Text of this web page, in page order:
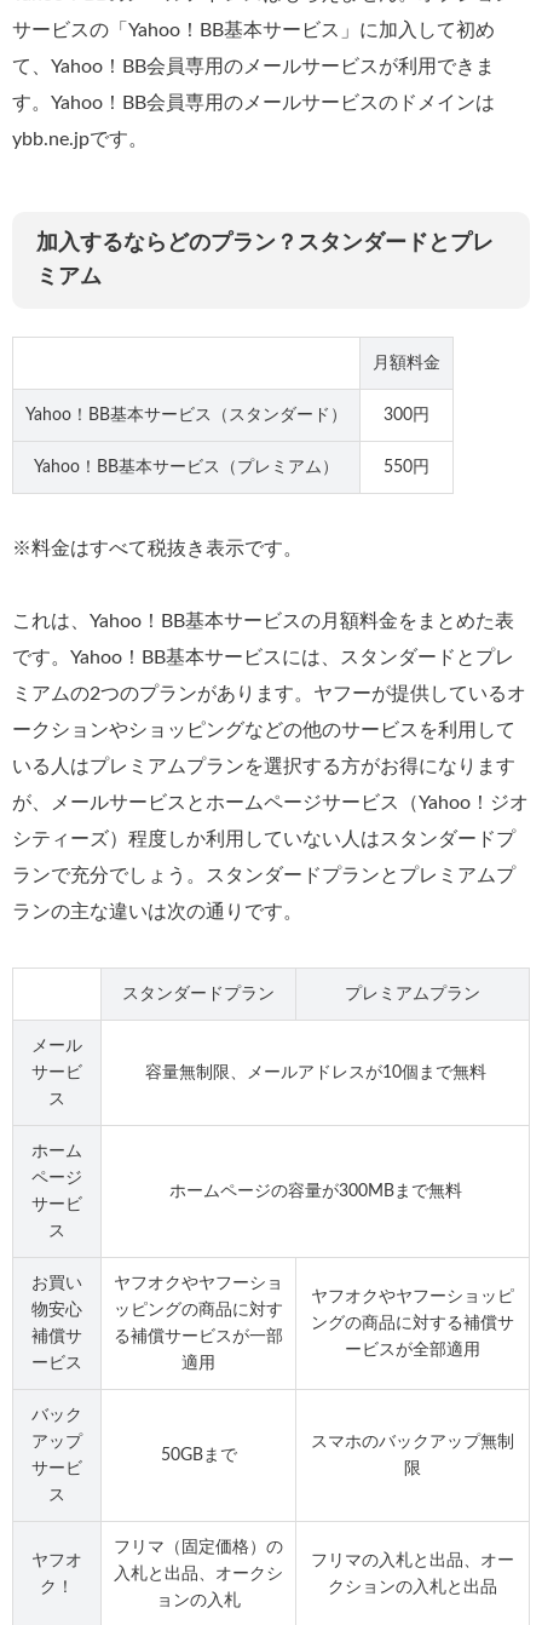
サービスの「Yahoo！BB基本サービス」に加入して初め
て、Yahoo！BB会員専用のメールサービスが利用できま
す。Yahoo！BB会員専用のメールサービスのドメインは
ybb.ne.jpです。
加入するならどのプラン？スタンダードとプレ
ミアム
月額料金
Yahoo！BB基本サービス（スタンダード） 300円
Yahoo！BB基本サービス（プレミアム） 550円
※料金はすべて税抜き表示です。
これは、Yahoo！BB基本サービスの月額料金をまとめた表
です。Yahoo！BB基本サービスには、スタンダードとプレ
ミアムの2つのプランがあります。ヤフーが提供しているオ
ークションやショッピングなどの他のサービスを利用して
いる人はプレミアムプランを選択する方がお得になります
が、メールサービスとホームページサービス（Yahoo！ジオ
シティーズ）程度しか利用していない人はスタンダードプ
ランで充分でしょう。スタンダードプランとプレミアムプ
ランの主な違いは次の通りです。
スタンダードプラン プレミアムプラン
メール
サービ
ス
容量無制限、メールアドレスが10個まで無料
ホーム
ページ
サービ
ス
ホームページの容量が300MBまで無料
お買い
物安心
補償サ
ービス
ヤフオクやヤフーショ
ッピングの商品に対す
る補償サービスが一部
適用
ヤフオクやヤフーショッピ
ングの商品に対する補償サ
ービスが全部適用
バック
アップ
サービ
ス
50GBまで
スマホのバックアップ無制
限
ヤフオ
ク！
フリマ（固定価格）の
入札と出品、オークシ
ョンの入札
フリマの入札と出品、オー
クションの入札と出品